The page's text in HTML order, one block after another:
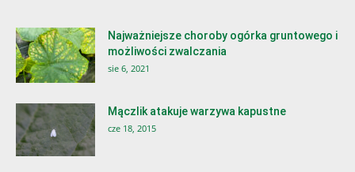
Najważniejsze choroby ogórka gruntowego i
możliwości zwalczania
sie 6, 2021
Mączlik atakuje warzywa kapustne
cze 18, 2015